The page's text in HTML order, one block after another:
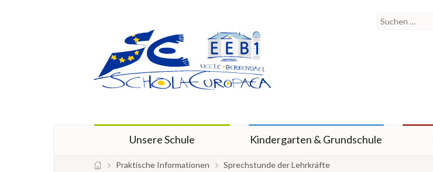
Unsere Schule Kindergarten & Grundschule
Praktische Informationen Sprechstunde der Lehrkräfte